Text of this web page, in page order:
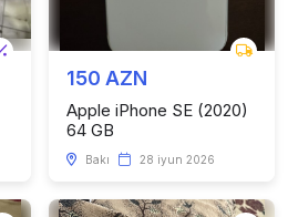
150 AZN
Apple iPhone SE (2020)
64 GB
Bakı 28 iyun 2026